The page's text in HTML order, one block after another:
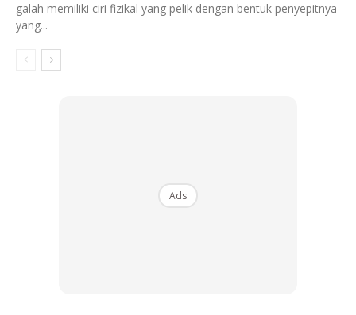
galah memiliki ciri fizikal yang pelik dengan bentuk penyepitnya
yang...
Ads